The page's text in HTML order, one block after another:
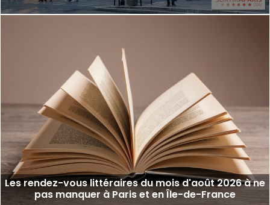
Les rendez-vous littéraires du mois d'août 2026 à ne
pas manquer à Paris et en Île-de-France